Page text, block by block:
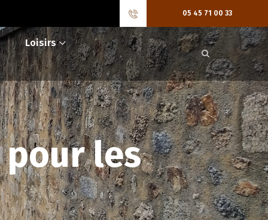
05 45 71 00 33
Loisirs
les